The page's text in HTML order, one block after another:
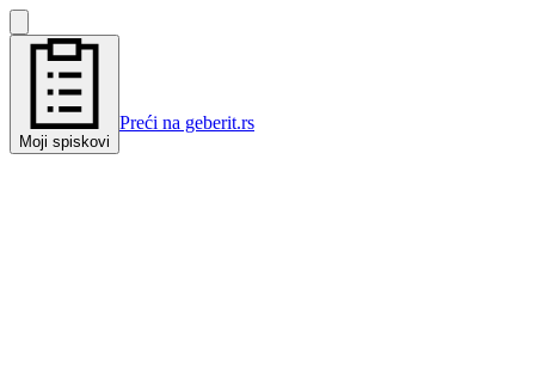
Moji spiskovi
Preći na geberit.rs